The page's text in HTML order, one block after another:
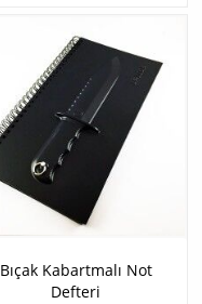
Bıçak Kabartmalı Not
Defteri